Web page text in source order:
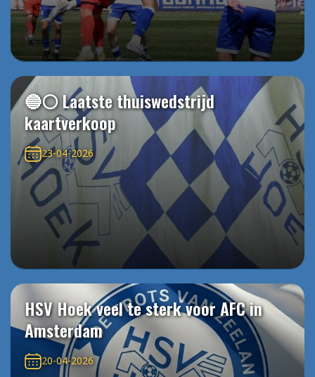
🔵⚪️ Laatste thuiswedstrijd
kaartverkoop
23-04-2026
HSV Hoek veel te sterk voor AFC in
Amsterdam
20-04-2026